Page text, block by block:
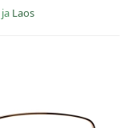
ja Laos